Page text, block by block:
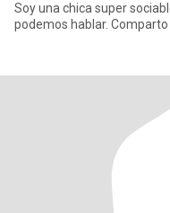
Soy una chica super
podemos hablar. Comparto mucho de mi vida en mi perfil de